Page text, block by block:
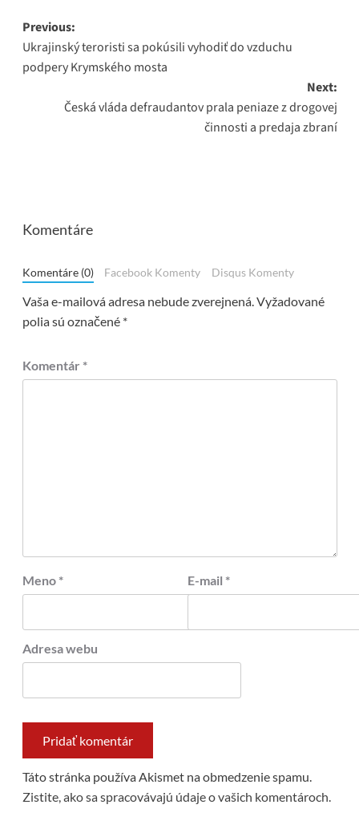
Post
navigation
Previous:
Ukrajinský teroristi sa pokúsili vyhodiť do vzduchu
podpery Krymského mosta
Next:
Česká vláda defraudantov prala peniaze z drogovej
činnosti a predaja zbraní
Komentáre
Komentáre (0) Facebook Komenty Disqus Komenty
Vaša e-mailová adresa nebude zverejnená.Vyžadované
polia sú označené *
Komentár *
Meno * E-mail *
Adresa webu
Táto stránka používa Akismet na obmedzenie spamu.
Zistite, ako sa spracovávajú údaje o vašich komentároch.